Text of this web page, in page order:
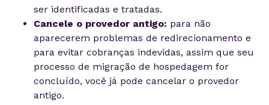
ser identificadas e tratadas.
Cancele o provedor antigo: para não
aparecerem problemas de redirecionamento e
para evitar cobranças indevidas, assim que seu
processo de migração de hospedagem for
concluído, você já pode cancelar o provedor
antigo.